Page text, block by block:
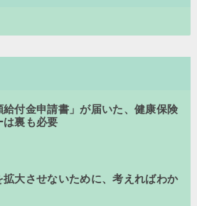
給付金申請書」が届いた、健康保険
は裏も必要
拡大させないために、考えればわか